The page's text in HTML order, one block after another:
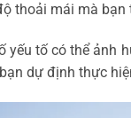
thoải mái mà bạn
yếu tố có thể ảnh
dự định thực